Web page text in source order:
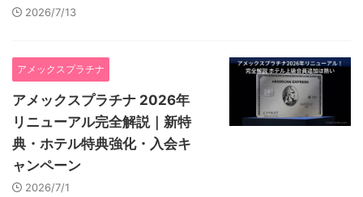
2026/7/13
アメックスプラチナ
アメックスプラチナ 2026年
リニューアル完全解説｜新特
典・ホテル特典強化・入会キ
ャンペーン
2026/7/1